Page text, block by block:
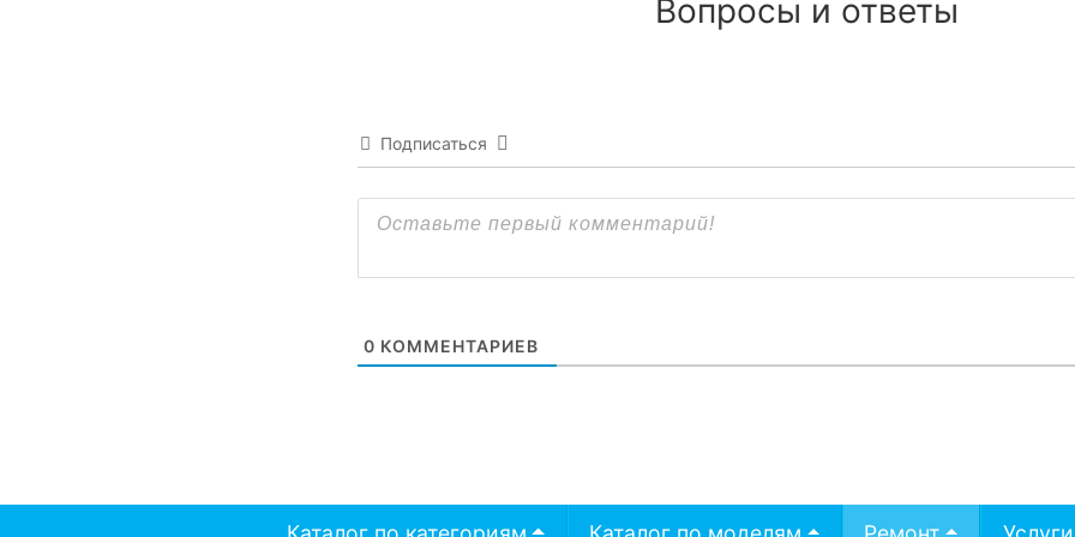
Вопросы и ответы
Подписаться
0 КОММЕНТАРИЕВ